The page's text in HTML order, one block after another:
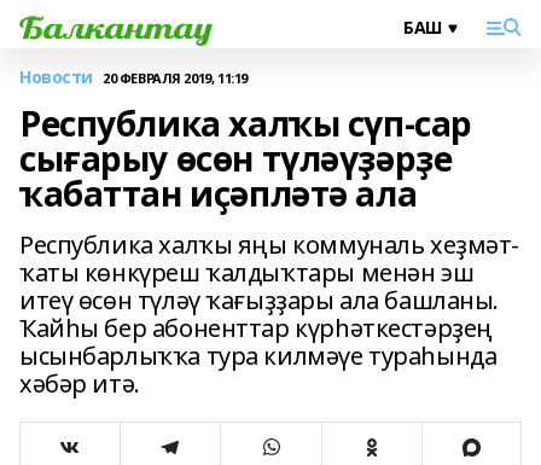
Новости 20 ФЕВРАЛЯ 2019, 11:19
Республика халҡы сүп-сар
сығарыу өсөн түләүҙәрҙе
ҡабаттан иҫәпләтә ала
Республика халҡы яңы коммуналь хеҙмәт-
ҡаты көнкүреш ҡалдыҡтары менән эш
итеү өсөн түләү ҡағыҙҙары ала башланы.
Ҡайһы бер абоненттар күрһәткестәрҙең
ысынбарлыҡҡа тура килмәүе тураһында
хәбәр итә.